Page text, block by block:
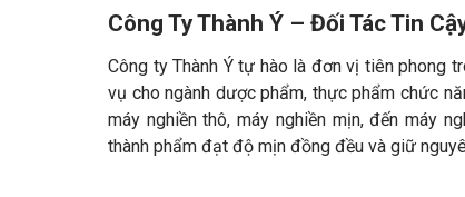
Công Ty Thành Ý – Đối Tác Tin
Công ty Thành Ý tự hào là đơn vị tiên phong
vụ cho ngành dược phẩm, thực phẩm chức
máy nghiền thô, máy nghiền mịn, đến máy
thành phẩm đạt độ mịn đồng đều và giữ